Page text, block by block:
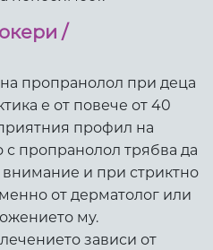
/
пропранолол при деца
е от повече от 40
профил на
с пропранолол трябва да
и при стриктно
от дерматолог или
му.
зависи от